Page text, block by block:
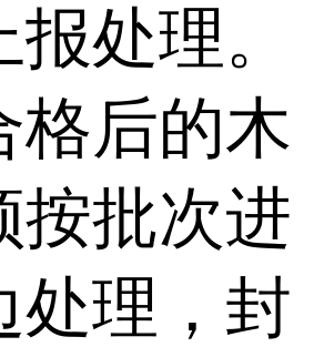
处理。
格后的木
按批次进
处理，封